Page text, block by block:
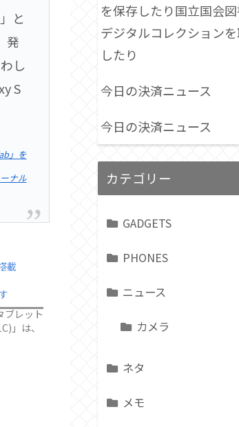
と
発
し
S
」を
ナル
載
ブレット
」は、
を保存したり国立国会
デジタルコレクション
したり
今日の決済ニュース
今日の決済ニュース
カテゴリー
GADGETS
PHONES
ニュース
カメラ
ネタ
メモ